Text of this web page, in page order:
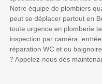
Notre équipe de plombiers
peut se déplacer partout en
toute urgence en plomberie
inspection par caméra,
réparation WC et ou
? Appelez-nous dès